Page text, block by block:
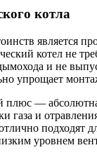
котла
является
котел не
и не
упрощает
—
газа и
подходят
уровнем